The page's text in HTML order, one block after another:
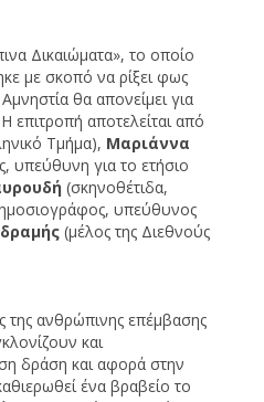
Δικαιώματα», το οποίο
με σκοπό να ρίξει φως
θα απονείμει για
Η επιτροπή αποτελείται από
Τμήμα), Μαριάννα
υπεύθυνη για το ετήσιο
(σκηνοθέτιδα,
υπεύθυνος
(μέλος της Διεθνούς
της ανθρώπινης επέμβασης
και
δράση και αφορά στην
ένα βραβείο το